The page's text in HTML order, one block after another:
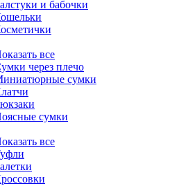
и бабочки
все
через плечо
cумки
сумки
все